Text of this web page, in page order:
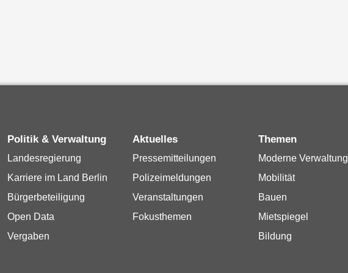
Politik & Verwaltung
Landesregierung
Karriere im Land Berlin
Bürgerbeteiligung
Open Data
Vergaben
Aktuelles
Pressemitteilungen
Polizeimeldungen
Veranstaltungen
Fokusthemen
Themen
Moderne Verwaltung
Mobilität
Bauen
Mietspiegel
Bildung